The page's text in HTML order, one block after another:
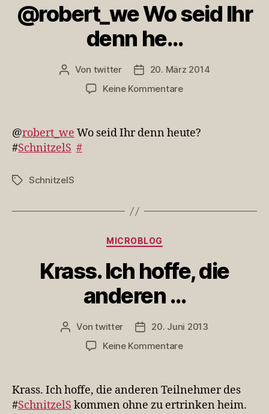
@robert_we Wo seid Ihr
denn he…
Beitragsautor
Von twitter Veröffentlichungsdatum
20. März 2014
Keine Kommentarezu
seid
@robert_we Wo seid Ihr denn heute?
#SchnitzelS #
Schlagwörter
SchnitzelS
Kategorien
MICROBLOG
Krass. Ich hoffe, die
anderen …
Beitragsautor
Vontwitter Veröffentlichungsdatum
20. Juni 2013
Keine Kommentarezu
hoffe,
die
anderen
Krass. Ich hoffe, die anderen Teilnehmer des
#SchnitzelS kommen ohne zu ertrinken heim.